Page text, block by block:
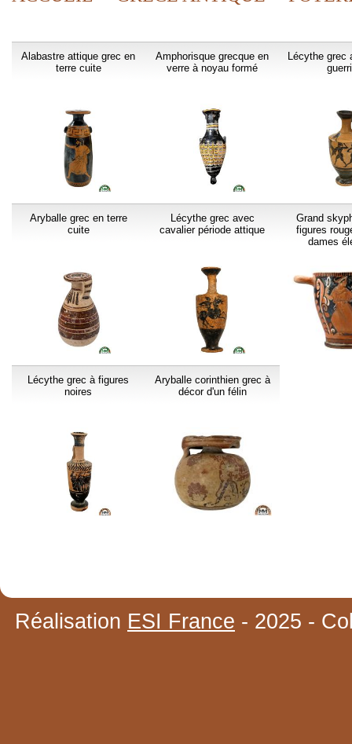
Alabastre attique grec en
terre cuite
Amphorisque grecque en
verre à noyau formé
Lécythe grec
Aryballe grec en terre
cuite
Lécythe grec avec
cavalier période attique
Grand
figures
dames
Lécythe grec à figures
noires
Aryballe corinthien grec à
décor d'un félin
Réalisation ESI France - 2025 -